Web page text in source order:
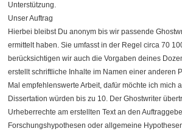
Unterstützung.
Unser Auftrag
Hierbei bleibst Du anonym bis wir passende
ermittelt haben. Sie umfasst in der Regel circa 70
berücksichtigen wir auch die Vorgaben deines
erstellt schriftliche Inhalte im Namen einer anderen
Mal empfehlenswerte Arbeit, dafür möchte ich mich
Dissertation würden bis zu 10. Der Ghostwriter
Urheberrechte am erstellten Text an den
Forschungshypothesen oder allgemeine